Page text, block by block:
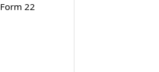
Form 22